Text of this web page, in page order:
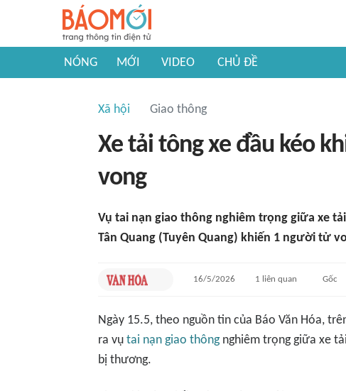
NÓNG MỚI VIDEO CHỦ ĐỀ
Xã hội Giao thông
Xe tải tông xe đầu kéo
vong
Vụ tai nạn giao thông nghiêm trọng giữa xe
Tân Quang (Tuyên Quang) khiến 1 người tử
16/5/2026 1 liên quan Gốc
Ngày 15.5, theo nguồn tin của Báo Văn Hóa,
ra vụ tai nạn giao thôngnghiêm trọng giữa xe
bị thương.